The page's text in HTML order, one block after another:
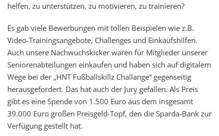
helfen, zu unterstützen, zu motivieren, zu trainieren?
Es gab viele Bewerbungen mit tollen Beispielen wie z.B.
Video-Trainingsangebote, Challenges und Einkaufshilfen.
Auch unsere Nachwuchskicker waren für Mitglieder unserer
Seniorenabteilungen einkaufen und haben sich auf digitalem
Wege bei der „HNT Fußballskillz Challange“ gegenseitig
herausgefordert. Das hat auch der Jury gefallen. Als Preis
gibt es eine Spende von 1.500 Euro aus dem insgesamt
39.000 Euro großen Preisgeld-Topf, den die Sparda-Bank zur
Verfügung gestellt hat.